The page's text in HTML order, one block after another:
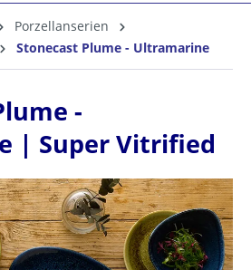
Porzellanserien
Stonecast Plume - Ultramarine
-
| Super Vitrified